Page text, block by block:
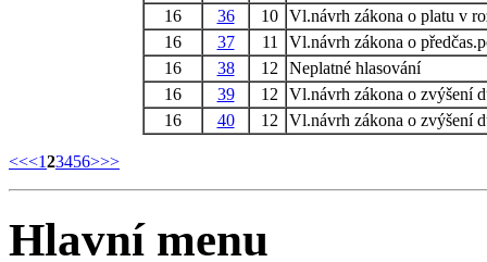
16
36 10 Vl.návrh zákona o platu v
16
37 11
Vl.návrh zákona o
16
38 12
Neplatné hlasování
16
39 12
Vl.návrh zákona o zvýšení
16
40 12 Vl.návrh zákona o zvýšení
<<<123456>>>
Hlavní menu